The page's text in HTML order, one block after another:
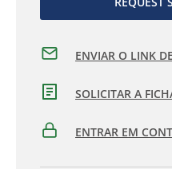
ENVIAR O LINK
SOLICITAR A
ENTRAR EM